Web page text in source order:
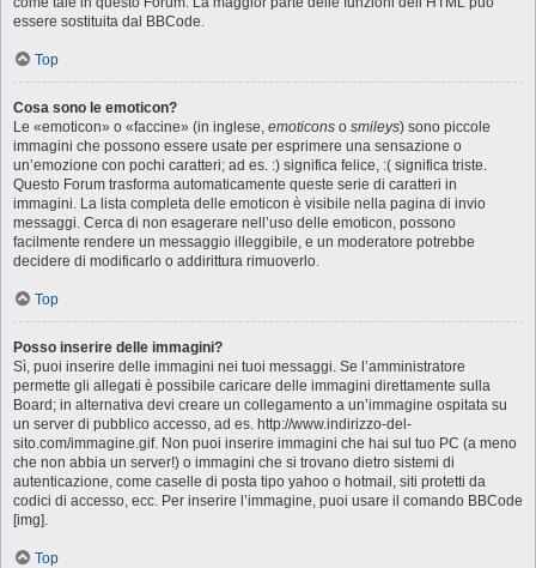
essere sostituita dal BBCode.
Top
Cosa sono le emoticon?
Le «emoticon» o «faccine» (in inglese, emoticons o smileys) sono piccole
immagini che possono essere usate per esprimere una sensazione o
un’emozione con pochi caratteri; ad es. :) significa felice, :( significa triste.
Questo Forum trasforma automaticamente queste serie di caratteri in
immagini. La lista completa delle emoticon è visibile nella pagina di invio
messaggi. Cerca di non esagerare nell’uso delle emoticon, possono
facilmente rendere un messaggio illeggibile, e un moderatore potrebbe
decidere di modificarlo o addirittura rimuoverlo.
Top
Posso inserire delle immagini?
Sì, puoi inserire delle immagini nei tuoi messaggi. Se l’amministratore
permette gli allegati è possibile caricare delle immagini direttamente sulla
Board; in alternativa devi creare un collegamento a un’immagine ospitata su
un server di pubblico accesso, ad es. http://www.indirizzo-del-
sito.com/immagine.gif. Non puoi inserire immagini che hai sul tuo PC (a meno
che non abbia un server!) o immagini che si trovano dietro sistemi di
autenticazione, come caselle di posta tipo yahoo o hotmail, siti protetti da
codici di accesso, ecc. Per inserire l’immagine, puoi usare il comando BBCode
[img].
Top